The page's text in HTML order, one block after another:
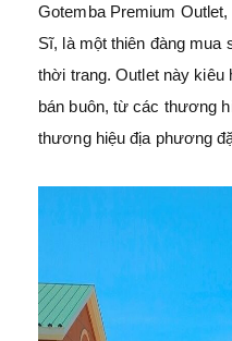
Gotemba Premium
Sĩ, là một thiên đàng mua
thời trang. Outlet này kiêu
bán buôn, từ các thương
thương hiệu địa phương